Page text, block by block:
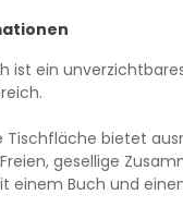
ist ein
Tischfläche bietet
gesellige
einem Buch und